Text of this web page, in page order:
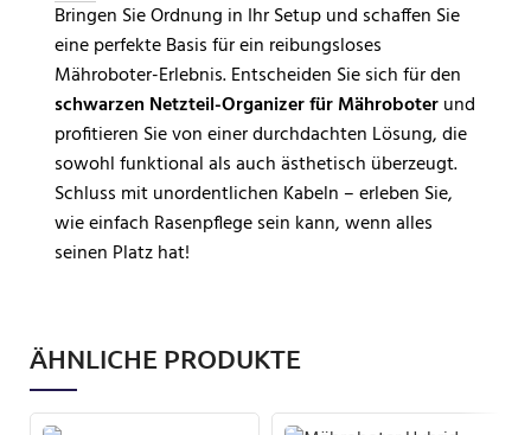
Bringen Sie Ordnung in Ihr Setup und schaffen Sie
eine perfekte Basis für ein reibungsloses
Mähroboter-Erlebnis. Entscheiden Sie sich für den
schwarzen Netzteil-Organizer für Mähroboterund
profitieren Sie von einer durchdachten Lösung, die
sowohl funktional als auch ästhetisch überzeugt.
Schluss mit unordentlichen Kabeln – erleben Sie,
wie einfach Rasenpflege sein kann, wenn alles
seinen Platz hat!
ÄHNLICHE PRODUKTE